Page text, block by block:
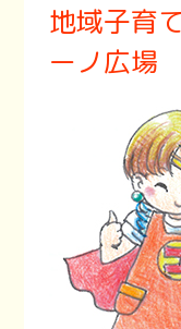
地域子育
ーノ広場